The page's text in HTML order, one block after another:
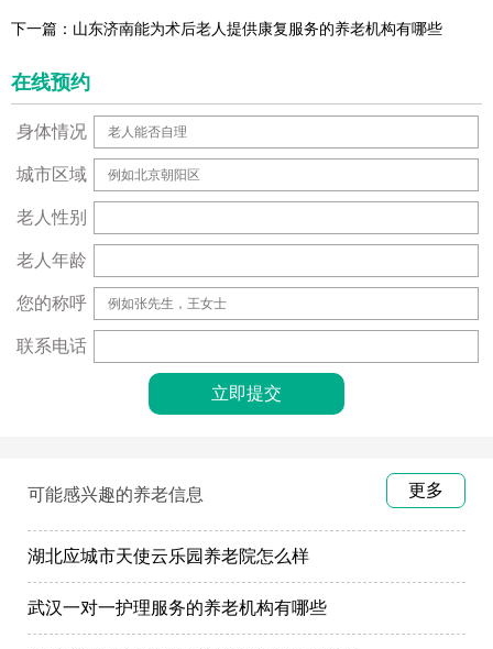
下一篇：山东济南能为术后老人提供康复服务的养老机构有哪些
在线预约
身体情况
城市区域
老人性别
老人年龄
您的称呼
联系电话
可能感兴趣的养老信息 更多
湖北应城市天使云乐园养老院怎么样
武汉一对一护理服务的养老机构有哪些